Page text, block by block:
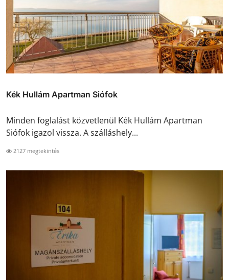
Kék Hullám Apartman Siófok
Minden foglalást közvetlenül Kék Hullám Apartman
Siófok igazol vissza. A szálláshely...
2127 megtekintés